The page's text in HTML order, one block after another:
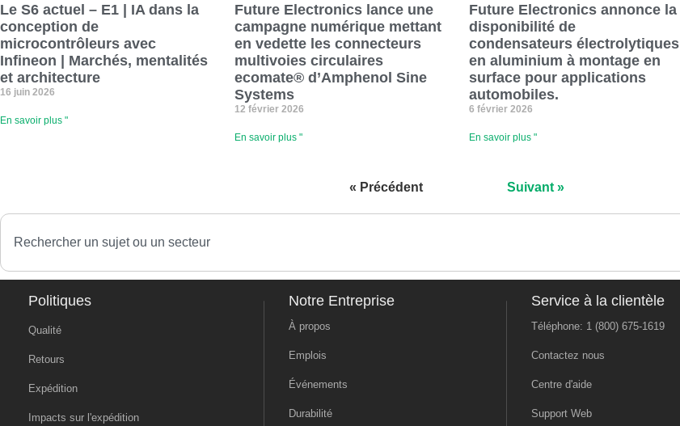
Le S6 actuel – E1 | IA dans la
conception de
microcontrôleurs avec
Infineon | Marchés, mentalités
et architecture
16 juin 2026
En savoir plus "
Future Electronics lance une
campagne numérique mettant
en vedette les connecteurs
multivoies circulaires
ecomate® d’Amphenol Sine
Systems
12 février 2026
En savoir plus "
Future Electronics annonce la
disponibilité de
condensateurs électrolytiques
en aluminium à montage en
surface pour applications
automobiles.
6 février 2026
En savoir plus "
« Précédent Suivant »
Politiques
Qualité
Retours
Expédition
Impacts sur l'expédition
Notre Entreprise
À propos
Emplois
Événements
Durabilité
Service à la clientèle
Téléphone: 1 (800) 675-1619
Contactez nous
Centre d'aide
Support Web